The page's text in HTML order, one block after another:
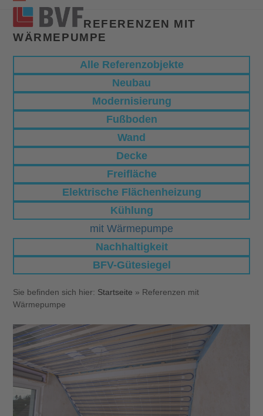
Open
mobile
menu
Close
mobile
menu
REFERENZEN MIT
WÄRMEPUMPE
Alle Referenzobjekte
Neubau
Modernisierung
Fußboden
Wand
Decke
Freifläche
Elektrische Flächenheizung
Kühlung
mit Wärmepumpe
Nachhaltigkeit
BFV-Gütesiegel
Sie befinden sich hier: Startseite » Referenzen mit
Wärmepumpe